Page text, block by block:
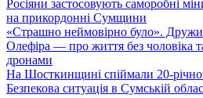
Росіяни застосовують саморобні
на прикордонні Сумщини
«Страшно неймовірно було».
Олефіра — про життя без чоловіка
дронами
На Шосткинщині спіймали 20-
Безпекова ситуація в Сумській